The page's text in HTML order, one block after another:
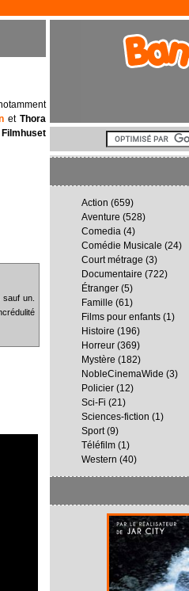
et Thora
Filmhuset
un.
Action (659)
Aventure (528)
Comedia (4)
Comédie Musicale (24)
Court métrage (3)
Documentaire (722)
Étranger (5)
Famille (61)
Films pour enfants (1)
Histoire (196)
Horreur (369)
Mystère (182)
NobleCinemaWide (3)
Policier (12)
Sci-Fi (21)
Sciences-fiction (1)
Sport(9)
Téléfilm (1)
Western (40)